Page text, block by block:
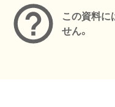
この資料に
せん。